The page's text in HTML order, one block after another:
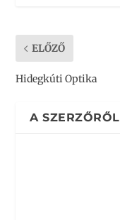
ELŐZŐ
Hidegkúti Optika
A SZERZŐRŐL